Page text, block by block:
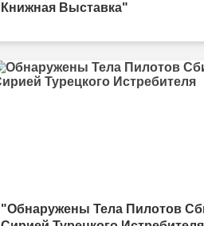
Книжная Выставка"
"Обнаружены Тела Пилотов